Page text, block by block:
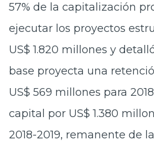
57% de la capitalización
ejecutar los proyectos
US$ 1.820 millones y
base proyecta una
US$ 569 millones para
capital por US$ 1.380
2018-2019, remanente de